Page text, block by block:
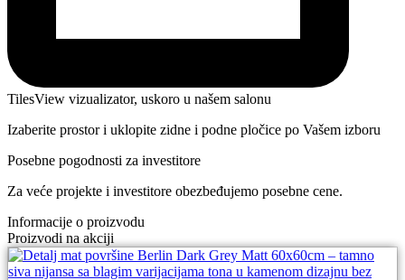
TilesView vizualizator, uskoro u našem salonu
Izaberite prostor i uklopite zidne i podne pločice po Vašem izboru
Posebne pogodnosti za investitore
Za veće projekte i investitore obezbeđujemo posebne cene.
Informacije o proizvodu
Proizvodi na akciji